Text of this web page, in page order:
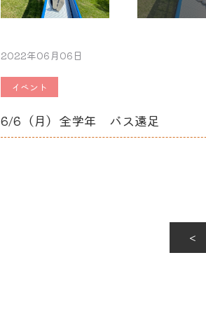
2022年06月06日
イベント
6/6（月）全学年 バス遠足
＜